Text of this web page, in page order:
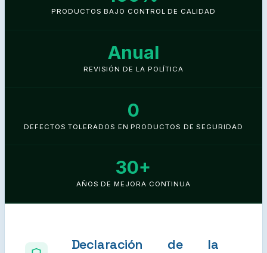
PRODUCTOS BAJO CONTROL DE CALIDAD
Anual
REVISIÓN DE LA POLÍTICA
0
DEFECTOS TOLERADOS EN PRODUCTOS DE SEGURIDAD
30+
AÑOS DE MEJORA CONTINUA
Declaración de la